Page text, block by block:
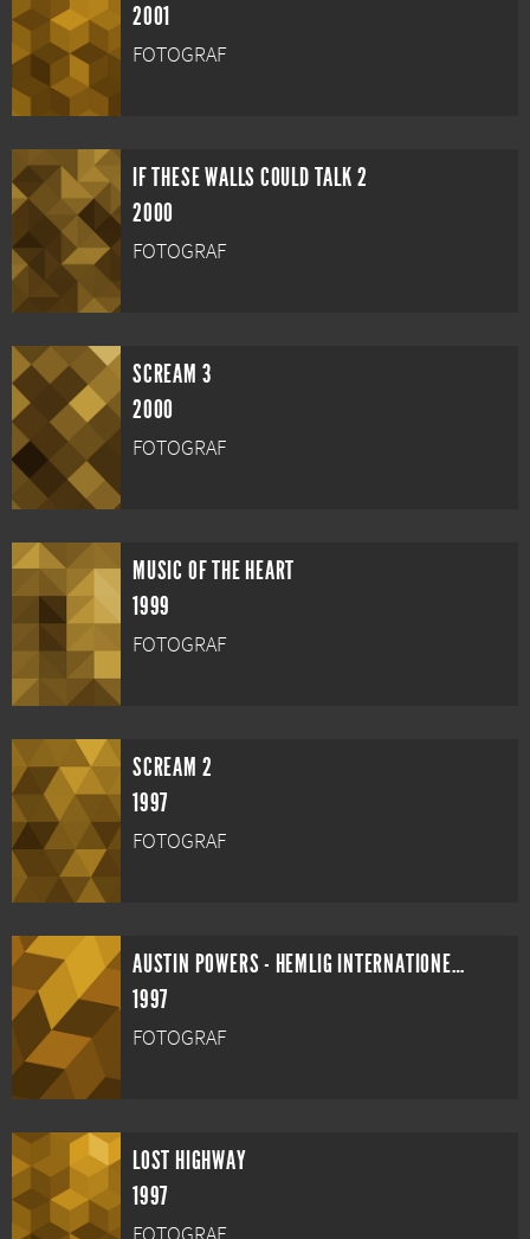
2001
FOTOGRAF
IF THESE WALLS COULD TALK 2
2000
FOTOGRAF
SCREAM 3
2000
FOTOGRAF
MUSIC OF THE HEART
1999
FOTOGRAF
SCREAM 2
1997
FOTOGRAF
AUSTIN POWERS - HEMLIG INTERNATIONELL AGENT
1997
FOTOGRAF
LOST HIGHWAY
1997